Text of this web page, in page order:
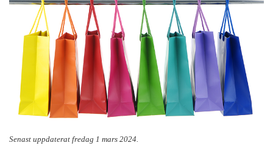
Senast uppdaterat fredag 1 mars 2024.